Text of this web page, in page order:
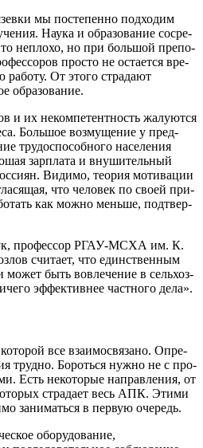
мы посте­пен­но под­хо­дим
Нау­ка и обра­зо­ва­ние сосре­
непло­хо, но при боль­шой пре­по­
про­сто не оста­ет­ся вре­
рабо­ту. От это­го стра­да­ют
образование.
и их некомпетент­ность жалу­ют­ся
Боль­шое воз­му­ще­ние у пред­
тру­до­спо­соб­но­го насе­ле­ния
зар­пла­та и вну­ши­тель­ный
Види­мо, тео­рия моти­ва­ции
что чело­век по сво­ей при­
как мож­но мень­ше, под­твер­
про­фес­сор РГАУ-МСХА им. К.
счи­та­ет, что един­ствен­ным
может быть вовле­че­ние в сель­хоз­
эффек­тив­нее част­но­го дела».
все вза­и­мо­свя­за­но. Опре­
труд­но. Бороть­ся нуж­но не с про­
Есть неко­то­рые направ­ле­ния, от
стра­да­ет весь АПК. Эти­ми
зани­мать­ся в первую очередь.